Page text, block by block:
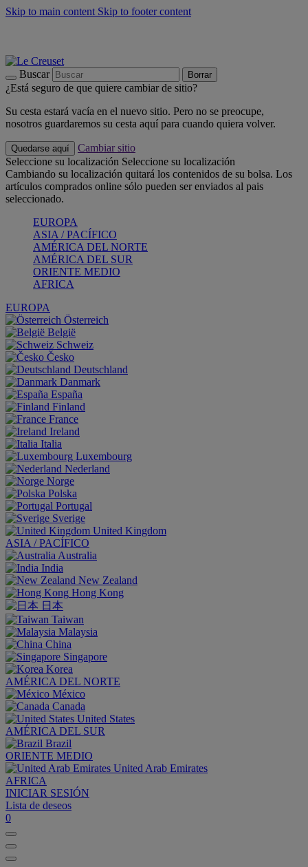
Skip to main content Skip to footer content
Buscar Borrar
¿Está seguro de que quiere cambiar de sitio?
Su cesta estará vacía en el nuevo sitio. Pero no se preocupe,
nosotros guardaremos su cesta aquí para cuando quiera volver.
Quedarse aquí
Cambiar sitio
Seleccione su localización Seleccione su localización
Cambiando su localización quitará los contenidos de su bolsa. Los
artículos comprados online sólo pueden ser enviados al pais
seleccionado.
EUROPA
ASIA / PACÍFICO
AMÉRICA DEL NORTE
AMÉRICA DEL SUR
ORIENTE MEDIO
AFRICA
EUROPA
Österreich
België
Schweiz
Česko
Deutschland
Danmark
España
Finland
France
Ireland
Italia
Luxembourg
Nederland
Norge
Polska
Portugal
Sverige
United Kingdom
ASIA / PACÍFICO
Australia
India
New Zealand
Hong Kong
日本
Taiwan
Malaysia
China
Singapore
Korea
AMÉRICA DEL NORTE
México
Canada
United States
AMÉRICA DEL SUR
Brazil
ORIENTE MEDIO
United Arab Emirates
AFRICA
INICIAR SESIÓN
Lista de deseos
0